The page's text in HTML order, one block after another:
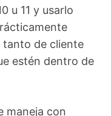
u 11 y usarlo
tanto de cliente
estén dentro de
maneja con